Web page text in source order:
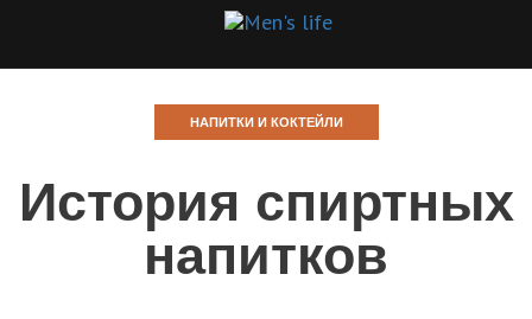
НАПИТКИ И КОКТЕЙЛИ
История спиртных
напитков